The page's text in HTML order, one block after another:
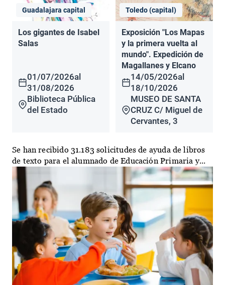
Guadalajara capital
Los gigantes de Isabel
Salas
01/07/2026al
31/08/2026
Biblioteca Pública
del Estado
Toledo (capital)
Exposición "Los Mapas
y la primera vuelta al
mundo". Expedición de
Magallanes y Elcano
14/05/2026al
18/10/2026
MUSEO DE SANTA
CRUZ C/ Miguel de
Cervantes, 3
Se han recibido 31.183 solicitudes de ayuda de libros
de texto para el alumnado de Educación Primaria y...